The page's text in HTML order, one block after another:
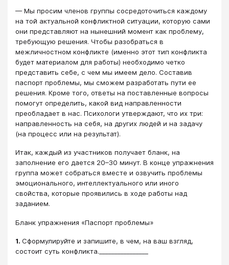
— Мы просим членов группы сосредоточиться каждому
на той актуальной конфликтной ситуации, которую сами
они представляют на нынешний момент как проблему,
требующую решения. Чтобы разобраться в
межличностном конфликте (именно этот тип конфликта
будет материалом для работы) необходимо четко
представить себе, с чем мы имеем дело. Составив
паспорт проблемы, мы сможем разработать пути ее
решения. Кроме того, ответы на поставленные вопросы
помогут определить, какой вид направленности
преобладает в нас. Психологи утверждают, что их три:
направленность на себя, на других людей и на задачу
(на процесс или на результат).
Итак, каждый из участников получает бланк, на
заполнение его дается 20–30 минут. В конце упражнения
группа может собраться вместе и озвучить проблемы
эмоционального, интеллектуального или иного
свойства, которые проявились в ходе работы над
заданием.
Бланк упражнения «Паспорт проблемы»
1. Сформулируйте и запишите, в чем, на ваш взгляд,
состоит суть конфликта.________________